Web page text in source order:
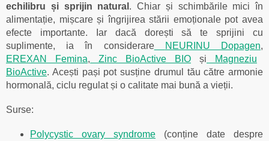
echilibru și sprijin natural . Chiar și schimbările mici în
alimentație, mișcare și îngrijirea stării emoționale pot avea
efecte importante. Iar dacă dorești să te sprijini cu
suplimente, ia în considerare
NEURINU Dopagen,
EREXAN Femina, Zinc BioActive BIO și
Magneziu
BioActive. Acești pași pot susține drumul tău către armonie
hormonală, ciclu regulat și o calitate mai bună a vieții.
Surse:
Polycystic ovary syndrome (conține date despre